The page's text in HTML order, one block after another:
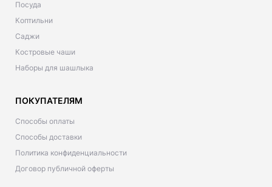
Посуда
Коптильни
Саджи
Костровые чаши
Наборы для шашлыка
ПОКУПАТЕЛЯМ
Способы оплаты
Способы доставки
Политика конфиденциальности
Договор публичной оферты